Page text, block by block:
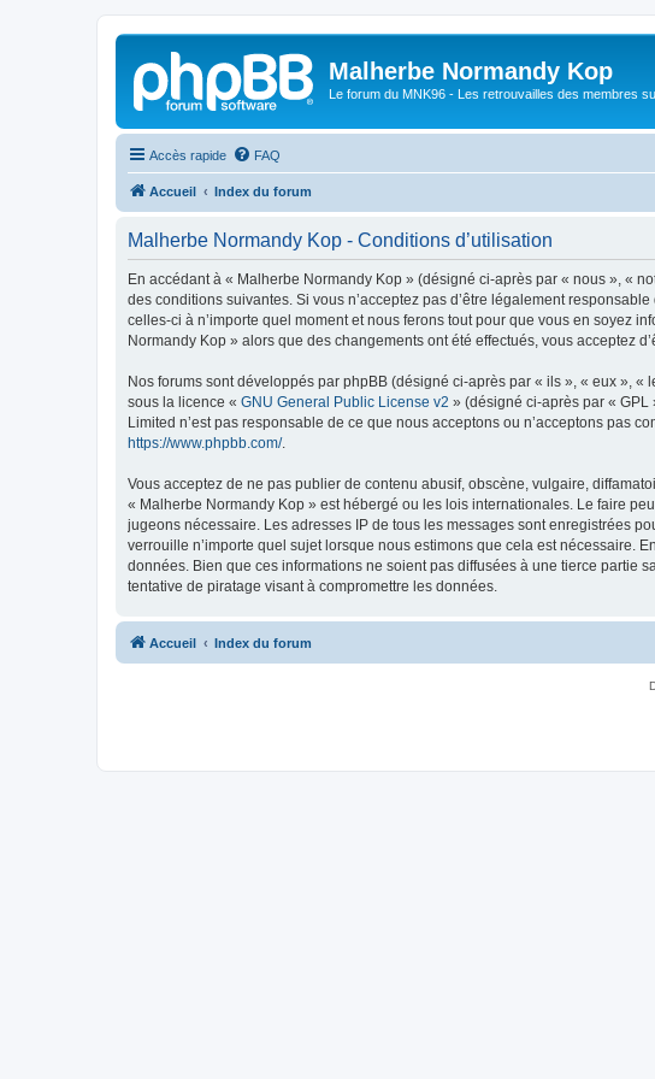
Malherbe Normandy Kop
Le forum du MNK96 - Les retrouvailles des membres
Accès rapide FAQ
Accueil Index du forum
Malherbe Normandy Kop - Conditions d’utilisation
En accédant à « Malherbe Normandy Kop » (désigné ci-après par « nous », «
des conditions suivantes. Si vous n’acceptez pas d’être légalement
celles-ci à n’importe quel moment et nous ferons tout pour que vous en soyez
Normandy Kop » alors que des changements ont été effectués, vous acceptez
Nos forums sont développés par phpBB (désigné ci-après par « ils », « eux »,
sous la licence « GNU General Public License v2 » (désigné ci-après par «
Limited n’est pas responsable de ce que nous acceptons ou n’acceptons pas
https://www.phpbb.com/.
Vous acceptez de ne pas publier de contenu abusif, obscène, vulgaire,
« Malherbe Normandy Kop » est hébergé ou les lois internationales. Le faire
jugeons nécessaire. Les adresses IP de tous les messages sont enregistrées
verrouille n’importe quel sujet lorsque nous estimons que cela est nécessaire.
données. Bien que ces informations ne soient pas diffusées à une tierce partie
tentative de piratage visant à compromettre les données.
Accueil Index du forum